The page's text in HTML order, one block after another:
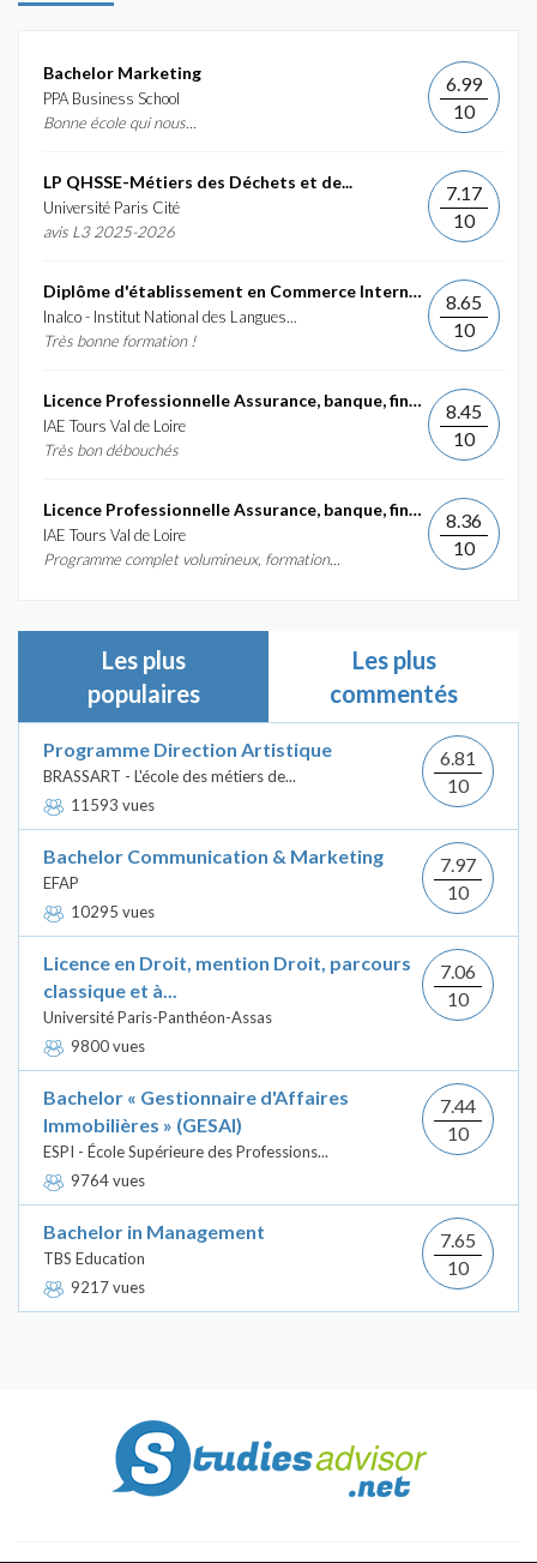
Bachelor Marketing
PPA Business School
Bonne école qui nous...
6.99
10
LP QHSSE-Métiers des Déchets et de...
Université Paris Cité
avis L3 2025-2026
7.17
10
Diplôme d'établissement en Commerce International et...
Inalco - Institut National des Langues...
Très bonne formation !
8.65
10
Licence Professionnelle Assurance, banque, finance :...
IAE Tours Val de Loire
Très bon débouchés
8.45
10
Licence Professionnelle Assurance, banque, finance :...
IAE Tours Val de Loire
Programme complet volumineux, formation...
8.36
10
Les plus
populaires
Les plus
commentés
Programme Direction Artistique
BRASSART - L'école des métiers de...
11593 vues
6.81
10
Bachelor Communication & Marketing
EFAP
10295 vues
7.97
10
Licence en Droit, mention Droit, parcours
classique et à...
Université Paris-Panthéon-Assas
9800 vues
7.06
10
Bachelor « Gestionnaire d'Affaires
Immobilières » (GESAI)
ESPI - École Supérieure des Professions...
9764 vues
7.44
10
Bachelor in Management
TBS Education
9217 vues
7.65
10